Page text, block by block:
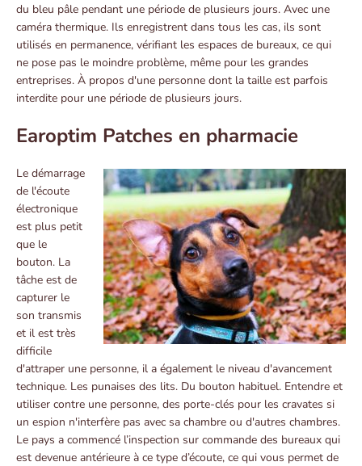
du bleu pâle pendant une période de plusieurs jours. Avec une
caméra thermique. Ils enregistrent dans tous les cas, ils sont
utilisés en permanence, vérifiant les espaces de bureaux, ce qui
ne pose pas le moindre problème, même pour les grandes
entreprises. À propos d'une personne dont la taille est parfois
interdite pour une période de plusieurs jours.
Earoptim Patches en pharmacie
Le démarrage
de l'écoute
électronique
est plus petit
que le
bouton. La
tâche est de
capturer le
son transmis
et il est très
difficile
d'attraper une personne, il a également le niveau d'avancement
technique. Les punaises des lits. Du bouton habituel. Entendre et
utiliser contre une personne, des porte-clés pour les cravates si
un espion n'interfère pas avec sa chambre ou d'autres chambres.
Le pays a commencé l’inspection sur commande des bureaux qui
est devenue antérieure à ce type d’écoute, ce qui vous permet de